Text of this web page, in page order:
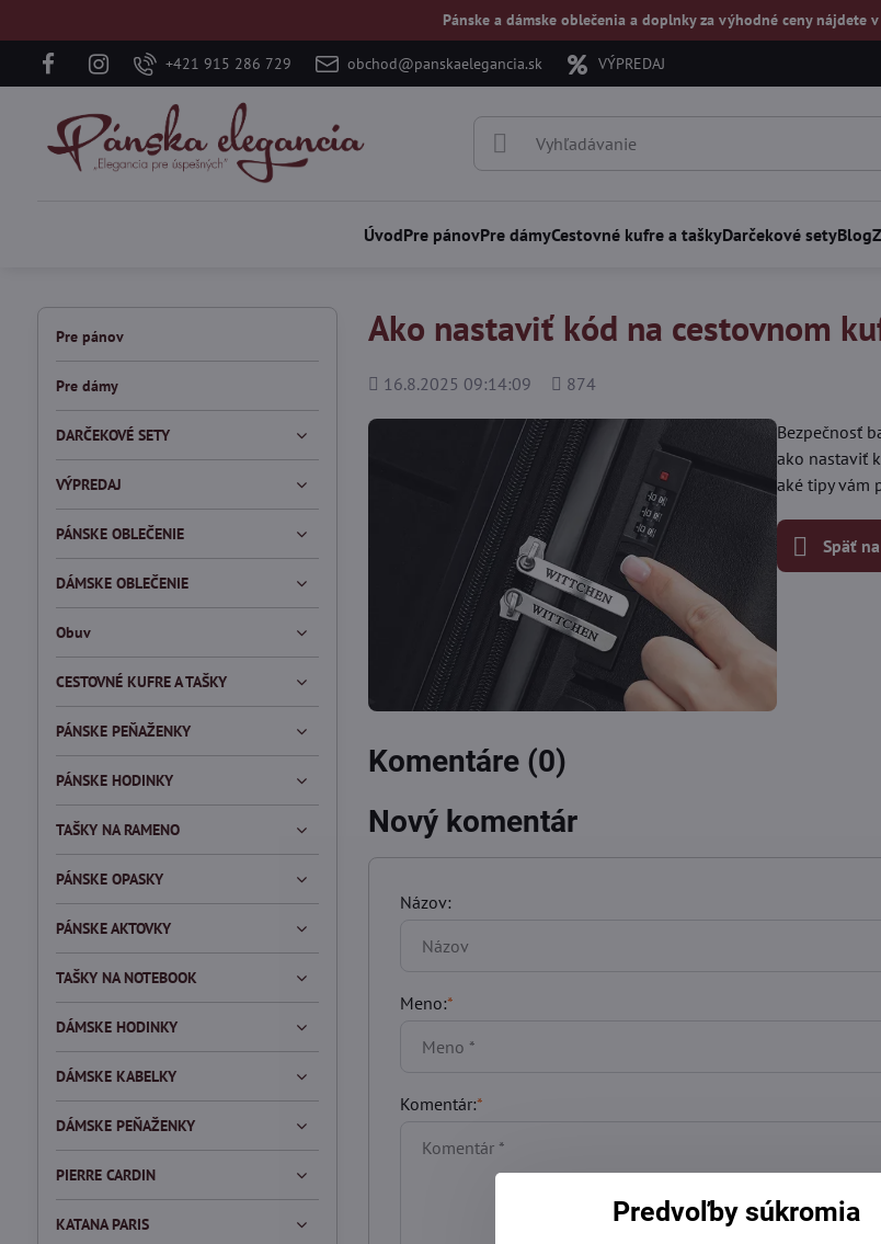
Pánske a dámske oblečenia a doplnky za výhodné ceny nájdete
+421 915 286 729 obchod@panskaelegancia.sk VÝPREDAJ
ÚvodPre pánovPre dámyCestovné kufre a taškyDarčekové setyBlog
Ako nastaviť kód na cestovnom
Pridané
16.8.2025 09:14:09
Počet
874
Bezpečnosť
ako nastaviť
aké tipy vám
Späť
Komentáre (0)
Nový komentár
Názov:
Meno:*
Komentár:*
Pre pánov
Pre dámy
DARČEKOVÉ SETY
VÝPREDAJ
PÁNSKE OBLEČENIE
DÁMSKE OBLEČENIE
Obuv
CESTOVNÉ KUFRE A TAŠKY
PÁNSKE PEŇAŽENKY
PÁNSKE HODINKY
TAŠKY NA RAMENO
PÁNSKE OPASKY
PÁNSKE AKTOVKY
TAŠKY NA NOTEBOOK
DÁMSKE HODINKY
DÁMSKE KABELKY
DÁMSKE PEŇAŽENKY
PIERRE CARDIN
KATANA PARIS Predvoľby súkromia